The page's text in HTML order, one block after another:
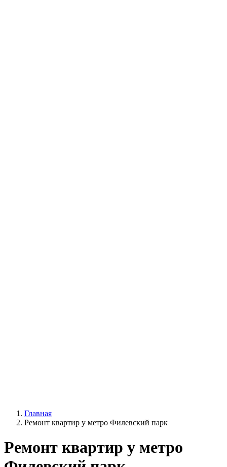
Главная
Ремонт квартир у метро Филевский парк
Ремонт квартир у метро